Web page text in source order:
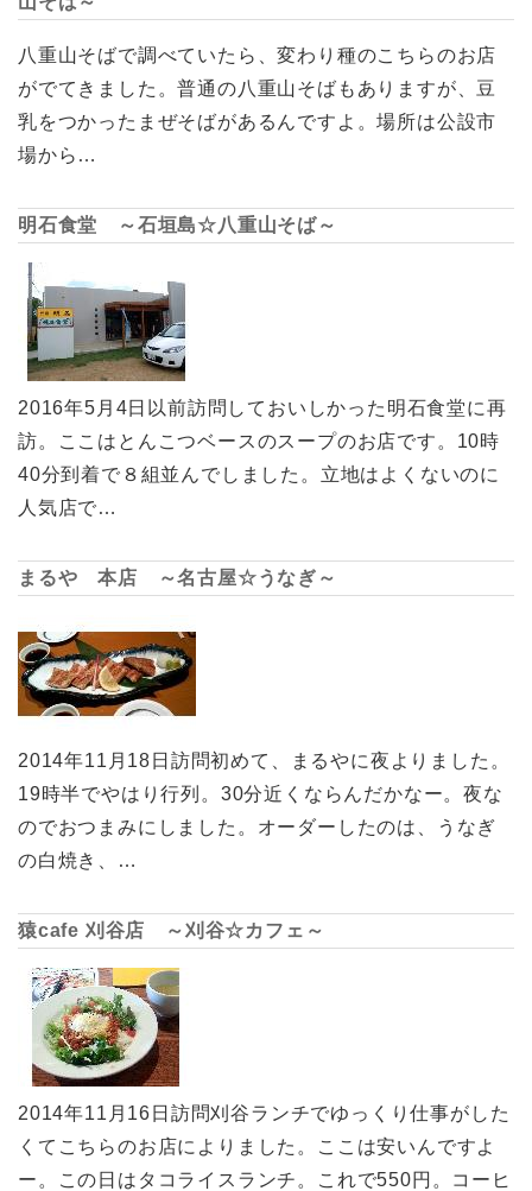
八重山そばで調べていたら、変わり種のこちらのお店
がでてきました。普通の八重山そばもありますが、豆
乳をつかったまぜそばがあるんですよ。場所は公設市
場から…
明石食堂 ～石垣島☆八重山そば～
2016年5月4日以前訪問しておいしかった明石食堂に再
訪。ここはとんこつベースのスープのお店です。10時
40分到着で８組並んでしました。立地はよくないのに
人気店で…
まるや 本店 ～名古屋☆うなぎ～
2014年11月18日訪問初めて、まるやに夜よりました。
19時半でやはり行列。30分近くならんだかなー。夜な
のでおつまみにしました。オーダーしたのは、うなぎ
の白焼き、…
猿cafe 刈谷店 ～刈谷☆カフェ～
2014年11月16日訪問刈谷ランチでゆっくり仕事がした
くてこちらのお店によりました。ここは安いんですよ
ー。この日はタコライスランチ。これで550円。コーヒ